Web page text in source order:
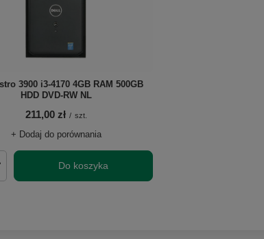
3900 i3-4170 4GB RAM 500GB
HDD DVD-RW NL
211,00 zł / szt.
+ Dodaj do porównania
Do koszyka